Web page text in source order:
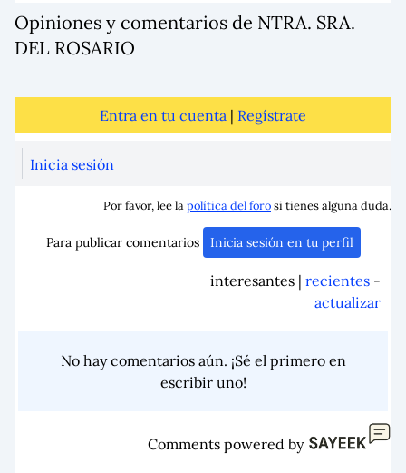
Opiniones y comentarios de NTRA. SRA.
DEL ROSARIO
Entra en tu cuenta | Regístrate
Inicia sesión
Por favor, lee lapolítica del forosi tienes alguna duda.
Para publicar comentarios Inicia sesión en tu perfil
interesantes | recientes -
actualizar
No hay comentarios aún. ¡Sé el primero en
escribir uno!
Comments powered by